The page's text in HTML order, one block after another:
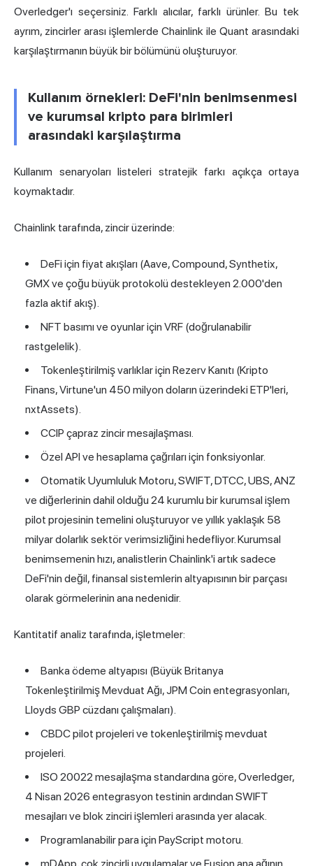
Overledger'ı seçersiniz. Farklı alıcılar, farklı ürünler. Bu tek
ayrım, zincirler arası işlemlerde Chainlink ile Quant arasındaki
karşılaştırmanın büyük bir bölümünü oluşturuyor.
Kullanım örnekleri: DeFi'nin benimsenmesi
ve kurumsal kripto para birimleri
arasındaki karşılaştırma
Kullanım senaryoları listeleri stratejik farkı açıkça ortaya
koymaktadır.
Chainlink tarafında, zincir üzerinde:
DeFi için fiyat akışları (Aave, Compound, Synthetix,
GMX ve çoğu büyük protokolü destekleyen 2.000'den
fazla aktif akış).
NFT basımı ve oyunlar için VRF (doğrulanabilir
rastgelelik).
Tokenleştirilmiş varlıklar için Rezerv Kanıtı (Kripto
Finans, Virtune'un 450 milyon doların üzerindeki ETP'leri,
nxtAssets).
CCIP çapraz zincir mesajlaşması.
Özel API ve hesaplama çağrıları için fonksiyonlar.
Otomatik Uyumluluk Motoru, SWIFT, DTCC, UBS, ANZ
ve diğerlerinin dahil olduğu 24 kurumlu bir kurumsal işlem
pilot projesinin temelini oluşturuyor ve yıllık yaklaşık 58
milyar dolarlık sektör verimsizliğini hedefliyor. Kurumsal
benimsemenin hızı, analistlerin Chainlink'i artık sadece
DeFi'nin değil, finansal sistemlerin altyapısının bir parçası
olarak görmelerinin ana nedenidir.
Kantitatif analiz tarafında, işletmeler:
Banka ödeme altyapısı (Büyük Britanya
Tokenleştirilmiş Mevduat Ağı, JPM Coin entegrasyonları,
Lloyds GBP cüzdanı çalışmaları).
CBDC pilot projeleri ve tokenleştirilmiş mevduat
projeleri.
ISO 20022 mesajlaşma standardına göre, Overledger,
4 Nisan 2026 entegrasyon testinin ardından SWIFT
mesajları ve blok zinciri işlemleri arasında yer alacak.
Programlanabilir para için PayScript motoru.